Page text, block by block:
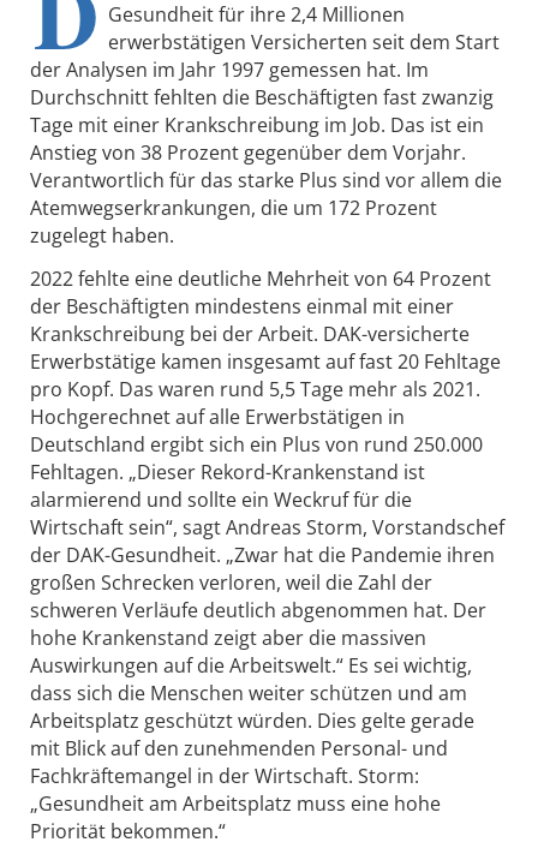
Gesundheit für ihre 2,4 Millionen
erwerbstätigen Versicherten seit dem Start
der Analysen im Jahr 1997 gemessen hat. Im
Durchschnitt fehlten die Beschäftigten fast zwanzig
Tage mit einer Krankschreibung im Job. Das ist ein
Anstieg von 38 Prozent gegenüber dem Vorjahr.
Verantwortlich für das starke Plus sind vor allem die
Atemwegserkrankungen, die um 172 Prozent
zugelegt haben.
2022 fehlte eine deutliche Mehrheit von 64 Prozent
der Beschäftigten mindestens einmal mit einer
Krankschreibung bei der Arbeit. DAK-versicherte
Erwerbstätige kamen insgesamt auf fast 20 Fehltage
pro Kopf. Das waren rund 5,5 Tage mehr als 2021.
Hochgerechnet auf alle Erwerbstätigen in
Deutschland ergibt sich ein Plus von rund 250.000
Fehltagen. „Dieser Rekord-Krankenstand ist
alarmierend und sollte ein Weckruf für die
Wirtschaft sein“, sagt Andreas Storm, Vorstandschef
der DAK-Gesundheit. „Zwar hat die Pandemie ihren
großen Schrecken verloren, weil die Zahl der
schweren Verläufe deutlich abgenommen hat. Der
hohe Krankenstand zeigt aber die massiven
Auswirkungen auf die Arbeitswelt.“ Es sei wichtig,
dass sich die Menschen weiter schützen und am
Arbeitsplatz geschützt würden. Dies gelte gerade
mit Blick auf den zunehmenden Personal- und
Fachkräftemangel in der Wirtschaft. Storm:
„Gesundheit am Arbeitsplatz muss eine hohe
Priorität bekommen.“